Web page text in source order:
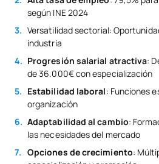
según INE 2024
Versatilidad sectorial:
industria
Progresión salarial atractiva:
de 36.000€ con especialización
Estabilidad laboral: Funciones
organización
Adaptabilidad al cambio:
las necesidades del mercado
Opciones de crecimiento: